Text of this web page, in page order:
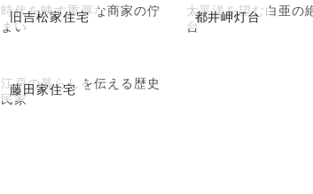
旧吉松家住宅
時代を映す重厚な商家の佇
まい
都井岬灯台
太平洋を望む白亜の
台
藤田家住宅
江戸の暮らしを伝える歴史
民家